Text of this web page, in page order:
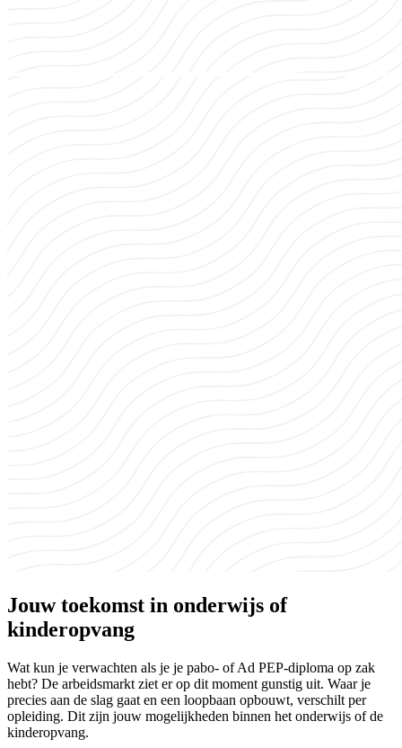
Jouw toekomst in onderwijs of
kinderopvang
Wat kun je verwachten als je je pabo- of Ad PEP-diploma op zak
hebt? De arbeidsmarkt ziet er op dit moment gunstig uit. Waar je
precies aan de slag gaat en een loopbaan opbouwt, verschilt per
opleiding. Dit zijn jouw mogelijkheden binnen het onderwijs of de
kinderopvang.